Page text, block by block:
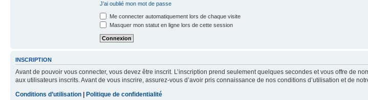
J’ai oublié mon mot de passe
Me connecter automatiquement lors de chaque visite
Masquer mon statut en ligne lors de cette session
INSCRIPTION
Avant de pouvoir vous connecter, vous devez être inscrit. L’inscription prend seulement quelques secondes et vous offre de
aux utilisateurs inscrits. Avant de vous inscrire, assurez-vous d’avoir pris connaissance de nos conditions d’utilisation et de
Conditions d’utilisation | Politique de confidentialité